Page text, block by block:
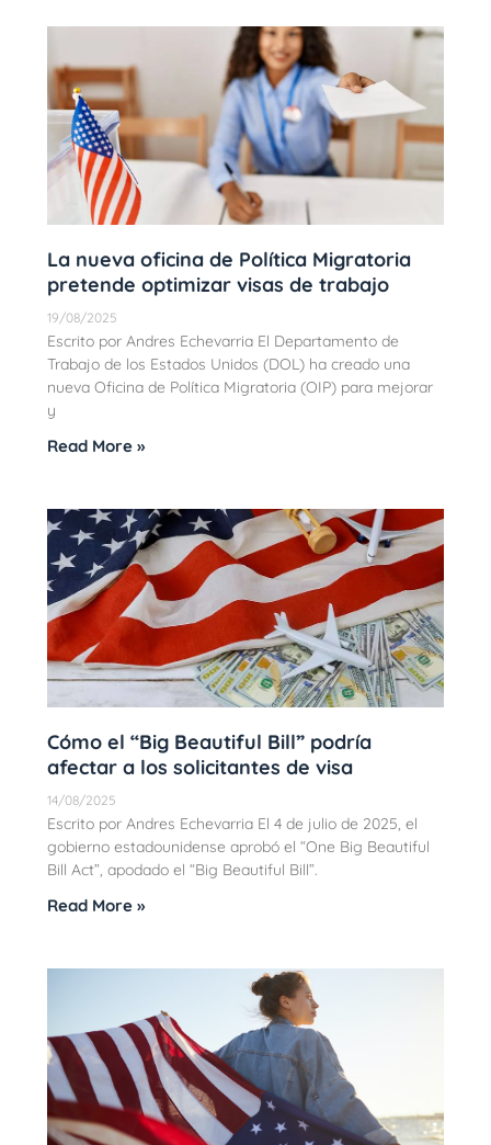
La nueva oficina de Política Migratoria
pretende optimizar visas de trabajo
19/08/2025
Escrito por Andres Echevarria El Departamento de
Trabajo de los Estados Unidos (DOL) ha creado una
nueva Oficina de Política Migratoria (OIP) para mejorar
y
Read More »
Cómo el “Big Beautiful Bill” podría
afectar a los solicitantes de visa
14/08/2025
Escrito por Andres Echevarria El 4 de julio de 2025, el
gobierno estadounidense aprobó el “One Big Beautiful
Bill Act”, apodado el “Big Beautiful Bill”.
Read More »